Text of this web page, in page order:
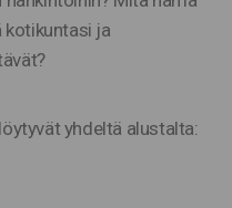
kotikuntasi ja
yhdeltä alustalta: